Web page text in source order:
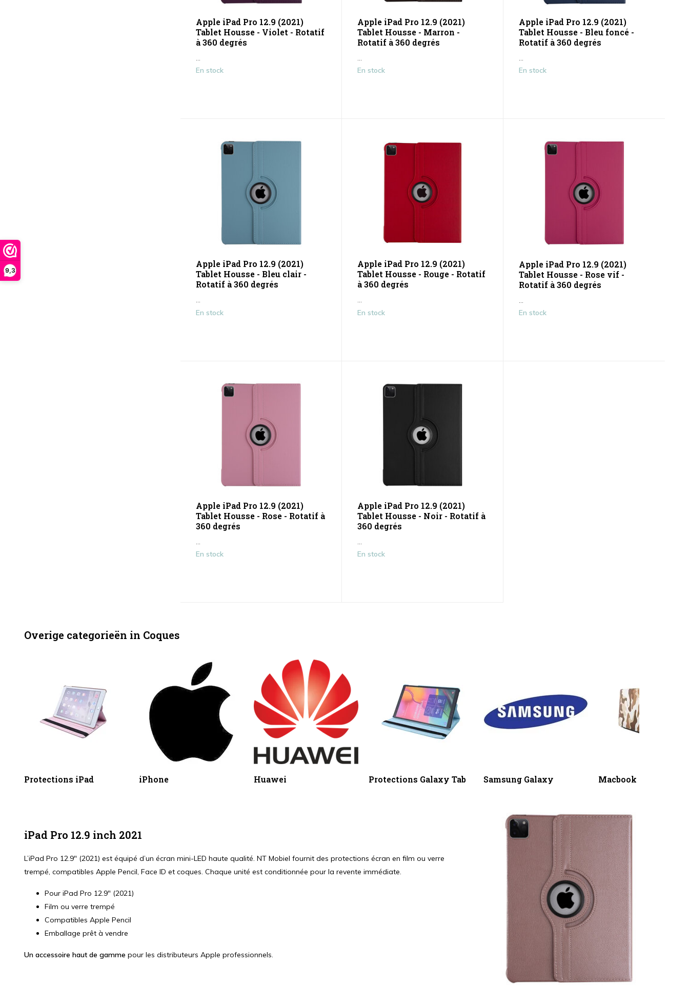
9,3
Apple iPad Pro 12.9 (2021)
Tablet Housse - Violet - Rotatif
à 360 degrés
En stock
Apple iPad Pro 12.9 (2021)
Tablet Housse - Marron -
Rotatif à 360 degrés
En stock
Apple iPad Pro 12.9 (2021)
Tablet Housse - Bleu foncé -
Rotatif à 360 degrés
...
En stock
Apple iPad Pro 12.9 (2021)
Tablet Housse - Bleu clair -
Rotatif à 360 degrés
En stock
Apple iPad Pro 12.9 (2021)
Tablet Housse - Rouge - Rotatif
à 360 degrés
En stock
Apple iPad Pro 12.9 (2021)
Tablet Housse - Rose vif -
Rotatif à 360 degrés
En stock
Apple iPad Pro 12.9 (2021)
Tablet Housse - Rose - Rotatif à
360 degrés
En stock
Apple iPad Pro 12.9 (2021)
Tablet Housse - Noir - Rotatif à
360 degrés
En stock
Overige categorieën in Coques
Protections iPad iPhone Huawei Protections Galaxy Tab Samsung Galaxy Macbook
iPad Pro 12.9 inch 2021
L’iPad Pro 12.9" (2021) est équipé d’un écran mini-LED haute qualité. NT Mobiel fournit des protections écran en film ou verre
trempé, compatibles Apple Pencil, Face ID et coques. Chaque unité est conditionnée pour la revente immédiate.
Pour iPad Pro 12.9" (2021)
Film ou verre trempé
Compatibles Apple Pencil
Emballage prêt à vendre
Un accessoire haut de gamme pour les distributeurs Apple professionnels.